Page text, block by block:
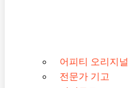
어피티 오리지널
전문가 기고